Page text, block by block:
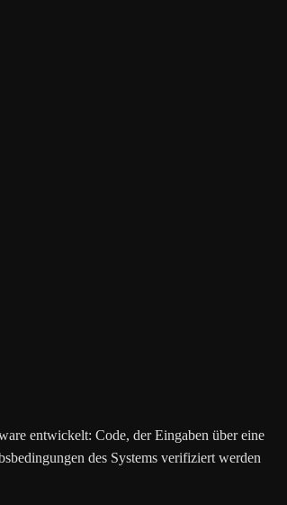
entwickelt: Code, der Eingaben über eine
des Systems verifiziert werden